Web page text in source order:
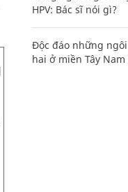
HPV: Bác sĩ nói gì?
Độc đáo những
hai ở miền Tây Nam